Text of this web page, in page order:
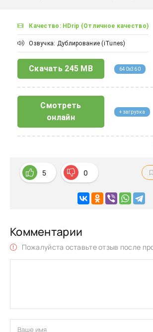
Качество: HDrip (Отличное качество)
Озвучка: Дублирование (iTunes)
Скачать 245 MB 640x360
Смотреть
онлайн
+ загрузка
5 0
Комментарии
Пожалуйста оставьте отзыв после